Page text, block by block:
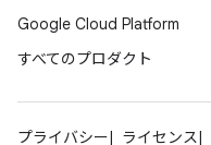
Google Cloud Platform
すべてのプロダクト
プライバシー ライセンス